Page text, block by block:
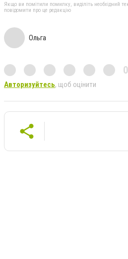
Якщо ви помітили помилку, виділіть необхідний
повідомити про це редакцію
Ольга
Авторизуйтесь, щоб оцінити